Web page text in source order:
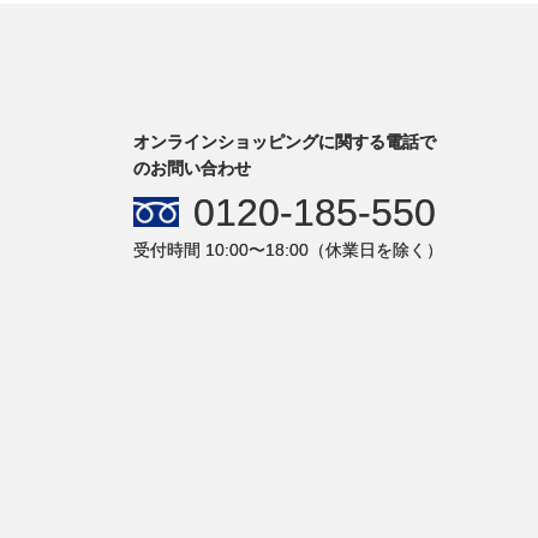
オンラインショッピングに関する電話で
のお問い合わせ
0120-185-550
受付時間 10:00〜18:00（休業日を除く）